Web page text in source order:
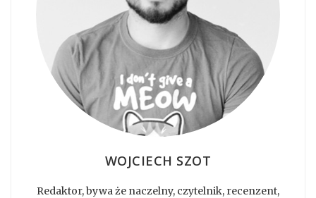
WOJCIECH SZOT
Redaktor, bywa że naczelny, czytelnik, recenzent,